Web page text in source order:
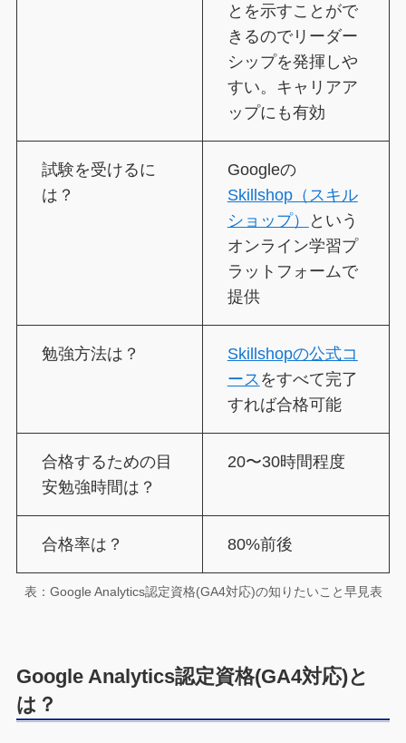
とを示すことがで
きるのでリーダー
シップを発揮しや
すい。キャリアア
ップにも有効
試験を受けるに
は？
Googleの
Skillshop（スキル
ショップ）
という
オンライン学習プ
ラットフォームで
提供
勉強方法は？
Skillshopの公式コ
ース をすべて完了
すれば合格可能
合格するための目
安勉強時間は？
20〜30時間程度
合格率は？ 80%前後
表：Google Analytics認定資格(GA4対応)の知りたいこと早見表
Google Analytics認定資格(GA4対応)と
は？